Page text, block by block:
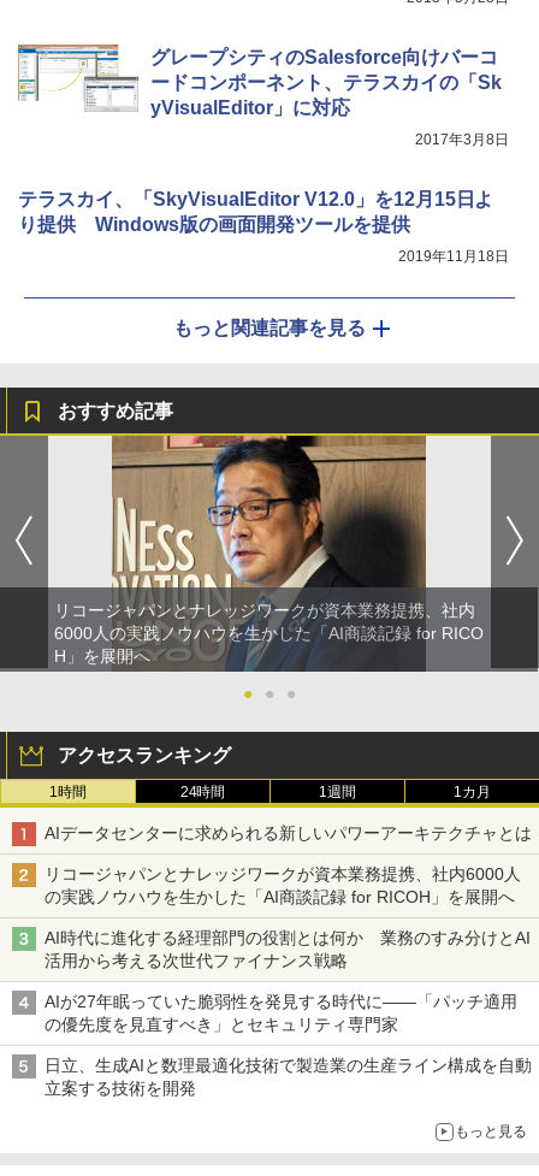
グレープシティのSalesforce向けバーコ
ードコンポーネント、テラスカイの「Sk
yVisualEditor」に対応
2017年3月8日
テラスカイ、「SkyVisualEditor V12.0」を12月15日よ
り提供 Windows版の画面開発ツールを提供
2019年11月18日
もっと関連記事を見る
おすすめ記事
リコージャパンとナレッジワークが資本業務提携、社内
6000人の実践ノウハウを生かした「AI商談記録 for RICO
H」を展開へ
●
● ●
アクセスランキング
1時間 24時間 1週間 1カ月
AIデータセンターに求められる新しいパワーアーキテクチャとは
リコージャパンとナレッジワークが資本業務提携、社内6000人
の実践ノウハウを生かした「AI商談記録 for RICOH」を展開へ
AI時代に進化する経理部門の役割とは何か 業務のすみ分けとAI
活用から考える次世代ファイナンス戦略
AIが27年眠っていた脆弱性を発見する時代に――「パッチ適用
の優先度を見直すべき」とセキュリティ専門家
日立、生成AIと数理最適化技術で製造業の生産ライン構成を自動
立案する技術を開発
もっと見る